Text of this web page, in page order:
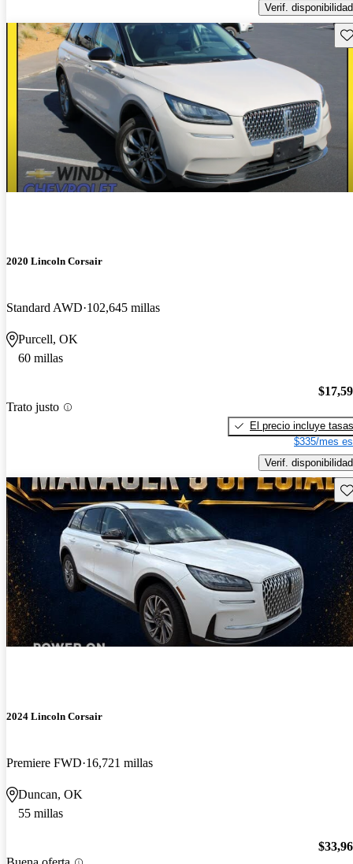
Verif. disponibilidad
2020 Lincoln Corsair
Standard AWD 102,645 millas
Purcell, OK
60 millas
Trato justo
El precio incluye tasas
$335/mes
Verif. disponibilidad
2024 Lincoln Corsair
Premiere FWD 16,721 millas
Duncan, OK
55 millas